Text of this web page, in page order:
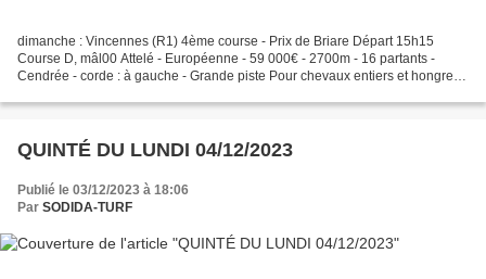
dimanche : Vincennes (R1) 4ème course - Prix de Briare Départ 15h15
Course D, mâl00 Attelé - Européenne - 59 000€ - 2700m - 16 partants -
Cendrée - corde : à gauche - Grande piste Pour chevaux entiers et hongres
QUINTÉ DU LUNDI 04/12/2023
Publié le 03/12/2023 à 18:06
Par SODIDA-TURF